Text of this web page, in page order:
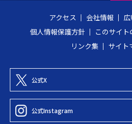
N
アクセス 会社情報
個人情報保護方針
このサイト
リンク集
サイト
公式X
公式Instagram